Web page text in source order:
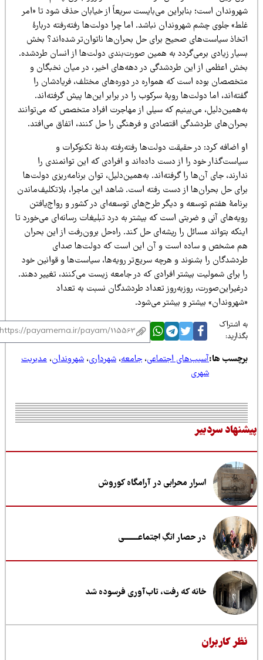
است؛ بنابراین می‌بایست سریعاً از خیابان حذف شود تا «امر
جلوی چشم شهروندان نباشد. اما چرا دولت‌ها رفته‌رفته دربارۀ
سیاست‌های صحیح برای حل بحران‌ها ناتوان‌تر شده‌اند؟ بخش
زیادی برمی‌گردد به همین صورت‌بندی دولت‌ها از انسان طردشده.
اعظمی از این طردشدگی در دهه‌های اخیر، در میان نخبگان و
بوده است که همواره در دوره‌های مختلف، فریادشان را
اما دولت‌ها رویۀ سرکوب را در برابر این‌ها پیش گرفته‌اند.
می‌بینیم که سیلی از مهاجرت افراد متخصص که می‌توانند
طردشدگی اقتصادی و فرهنگی را حل کنند، اتفاق می‌افتد.
اضافه کرد: در حقیقت دولت‌ها رفته‌رفته بدنۀ تکنوکرات و
خود را از دست داده‌اند و افرادی که این توانمندی را
جای آن‌‌ها را گرفته‌اند. به‌همین‌دلیل، توان برنامه‌ریزی دولت‌ها
حل بحران‌ها از دست رفته است. شاهد این ماجرا، بلاتکلیف‌ماندن
هفتم توسعه و دیگر طرح‌های توسعه‌ای در کشور و رواج‌یافتن
آنی و ضربتی است که بیشتر به درد تبلیغات رسانه‌ای می‌خورد تا
بتواند مسائل را ریشه‌ای حل کند. راه‌حل برون‌رفت از این بحران
مشخص و ساده است و آن این است که دولت‌ها صدای
را بشنوند و هرچه سریع‌تر رویه‌ها، سیاست‌ها و قوانین خود
برای شمولیت بیشتر افرادی که در جامعه زیست می‌کنند، تغییر دهند.
روزبه‌روز تعداد طردشدگان نسبت به تعداد
بیشتر و بیشتر می‌شود.
اشتراک
ها:آسیب‌های اجتماعی،جامعه،شهرداری،شهروندان،مدیریت
سردبیر
اسرار محرابی در آرامگاه کوروش
در حصار انگِ اجتماعــــــــی
خانه که رفت، تاب‌آوری فرسوده شد
کاربران